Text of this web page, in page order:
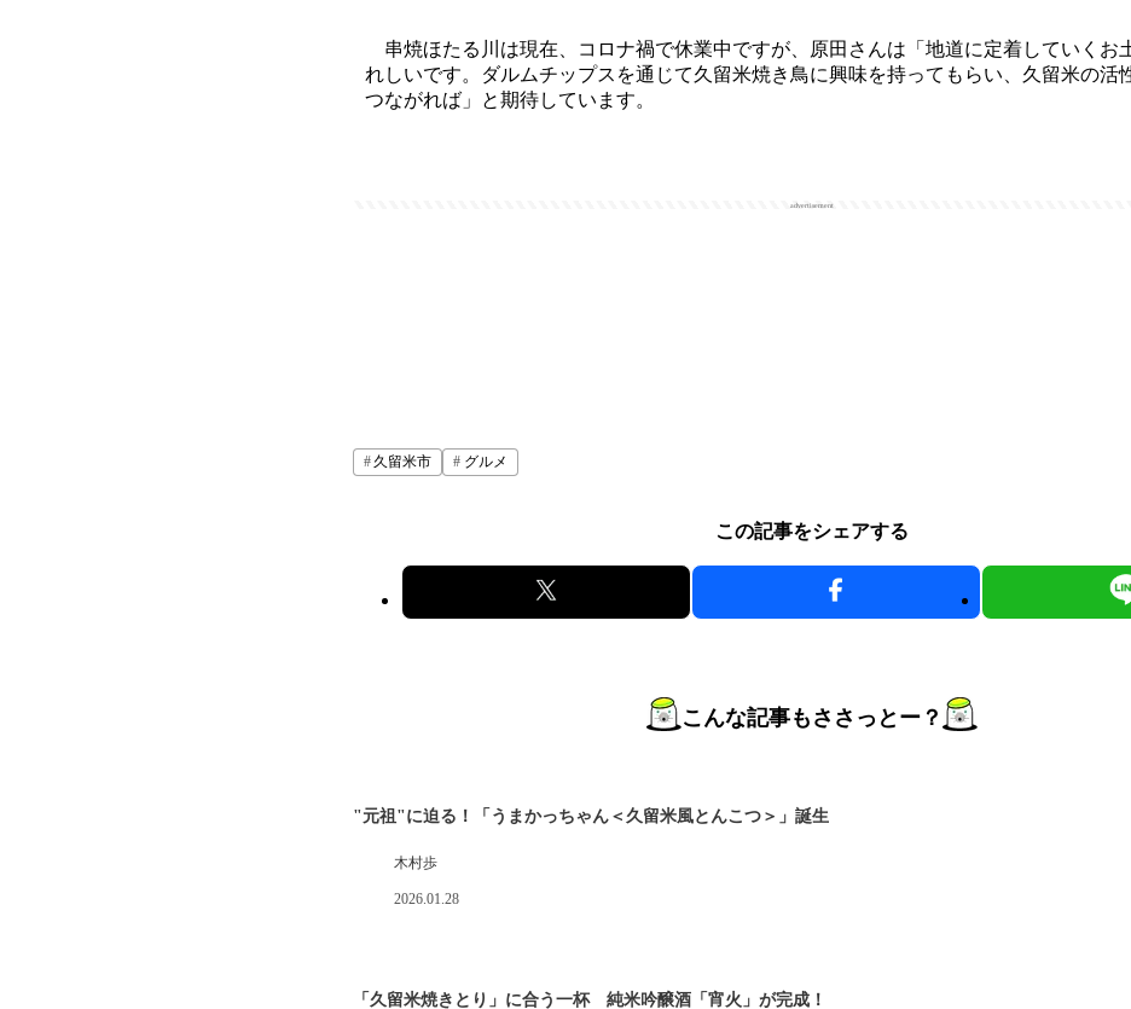
串焼ほたる川は現在、コロナ禍で休業中ですが、原田さんは「地道に定着していくお
れしいです。ダルムチップスを通じて久留米焼き鳥に興味を持ってもらい、久留米の活
つながれば」と期待しています。
advertisement
久留米市 グルメ
この記事をシェアする
こんな記事もささっとー？
"元祖"に迫る！「うまかっちゃん＜久留米風とんこつ＞」誕生
木村歩
2026.01.28
「久留米焼きとり」に合う一杯 純米吟醸酒「宵火」が完成！